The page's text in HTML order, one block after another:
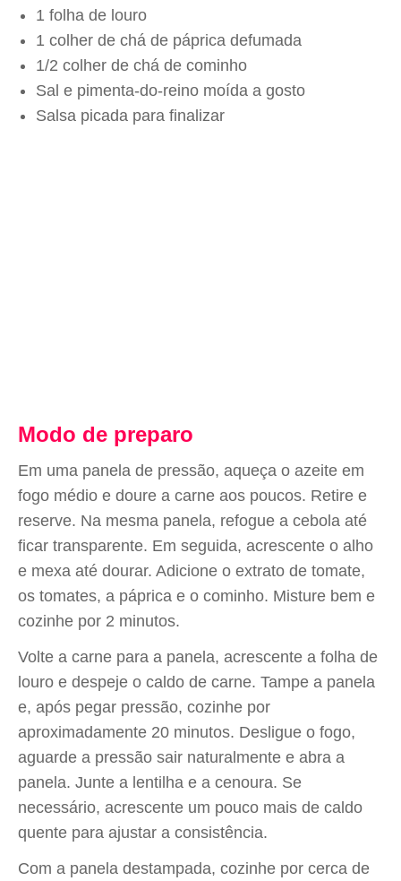
1 folha de louro
1 colher de chá de páprica defumada
1/2 colher de chá de cominho
Sal e pimenta-do-reino moída a gosto
Salsa picada para finalizar
Modo de preparo
Em uma panela de pressão, aqueça o azeite em
fogo médio e doure a carne aos poucos. Retire e
reserve. Na mesma panela, refogue a cebola até
ficar transparente. Em seguida, acrescente o alho
e mexa até dourar. Adicione o extrato de tomate,
os tomates, a páprica e o cominho. Misture bem e
cozinhe por 2 minutos.
Volte a carne para a panela, acrescente a folha de
louro e despeje o caldo de carne. Tampe a panela
e, após pegar pressão, cozinhe por
aproximadamente 20 minutos. Desligue o fogo,
aguarde a pressão sair naturalmente e abra a
panela. Junte a lentilha e a cenoura. Se
necessário, acrescente um pouco mais de caldo
quente para ajustar a consistência.
Com a panela destampada, cozinhe por cerca de